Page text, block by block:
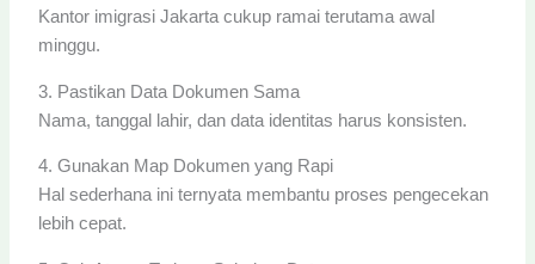
Kantor imigrasi Jakarta cukup ramai terutama awal
minggu.
3. Pastikan Data Dokumen Sama
Nama, tanggal lahir, dan data identitas harus konsisten.
4. Gunakan Map Dokumen yang Rapi
Hal sederhana ini ternyata membantu proses pengecekan
lebih cepat.